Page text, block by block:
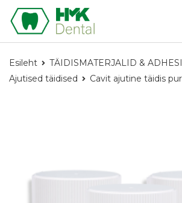
Esileht
TÄIDISMATERJALID &
Ajutised täidised
Cavit ajutine täidis